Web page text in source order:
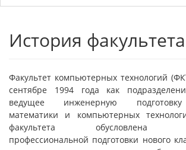
История факультета
Факультет компьютерных технологий
сентябре 1994 года как
ведущее инженерную
математики и компьютерных
факультета обусловлена
профессиональной подготовки нового